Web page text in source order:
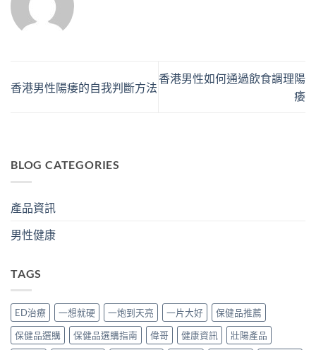
香港男性陽痿的自我判斷方法
香港男性如何通過飲食調理陽
痿
BLOG CATEGORIES
產品資訊
男性健康
TAGS
ED治療 一想就硬 一炮到天亮 一片大好
保健品推薦
保健品選購
保健品選購指南 偉哥 健康資訊
壯陽產品